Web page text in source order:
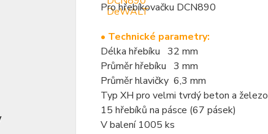
Pro hřebíkovačku DCN890
• Technické parametry:
Délka hřebíku 32 mm
Průměr hřebíku 3 mm
Průměr hlavičky 6,3 mm
Typ XH pro velmi tvrdý beton a železo
15 hřebíků na pásce (67 pásek)
V balení 1005 ks